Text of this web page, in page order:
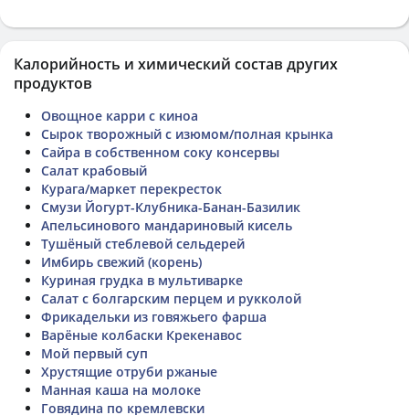
Калорийность и химический состав других
продуктов
Овощное карри с киноа
Сырок творожный с изюмом/полная крынка
Сайра в собственном соку консервы
Салат крабовый
Курага/маркет перекресток
Смузи Йогурт-Клубника-Банан-Базилик
Апельсинового мандариновый кисель
Тушёный стеблевой сельдерей
Имбирь свежий (корень)
Куриная грудка в мультиварке
Салат с болгарским перцем и рукколой
Фрикадельки из говяжьего фарша
Варёные колбаски Крекенавос
Мой первый суп
Хрустящие отруби ржаные
Манная каша на молоке
Говядина по кремлевски